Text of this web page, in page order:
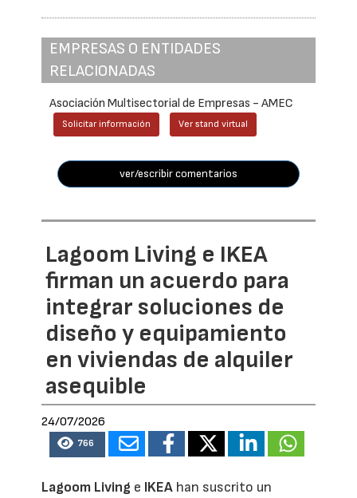
EMPRESAS O ENTIDADES
RELACIONADAS
Asociación Multisectorial de Empresas - AMEC
Solicitar información Ver stand virtual
ver/escribir comentarios
Lagoom Living e IKEA
firman un acuerdo para
integrar soluciones de
diseño y equipamiento
en viviendas de alquiler
asequible
24/07/2026
766
Lagoom Living e IKEA han suscrito un